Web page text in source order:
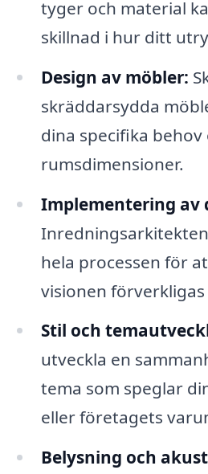
tyger och material
skillnad i hur ditt
Design av möbler:
skräddarsydda
dina specifika behov
rumsdimensioner.
Implementering av
hela processen för
visionen
Stil och
utveckla en
tema som speglar
eller företagets
Belysning och